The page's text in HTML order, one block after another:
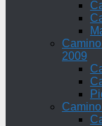
2009